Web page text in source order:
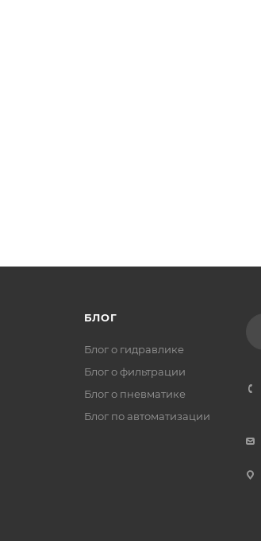
БЛОГ
Блог о гидравлике
Блог о фильтрации
Блог о пневматике
Блог по автоматизации